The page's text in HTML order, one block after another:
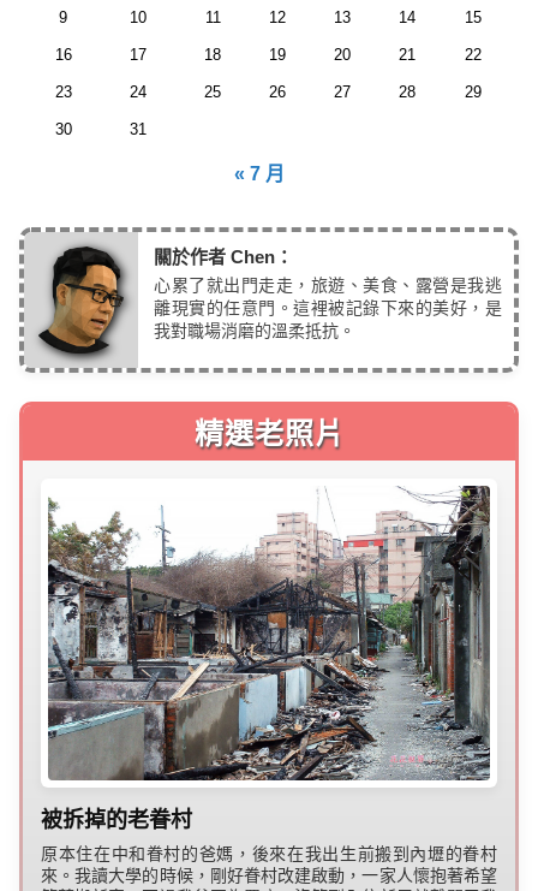
9 10 11 12 13 14 15
16 17 18 19 20 21 22
23 24 25 26 27 28 29
30 31
« 7 月
關於作者 Chen：
心累了就出門走走，旅遊、美食、露營是我逃
離現實的任意門。這裡被記錄下來的美好，是
我對職場消磨的溫柔抵抗。
精選老照片
被拆掉的老眷村
原本住在中和眷村的爸媽，後來在我出生前搬到內壢的眷村
來。我讀大學的時候，剛好眷村改建啟動，一家人懷抱著希望